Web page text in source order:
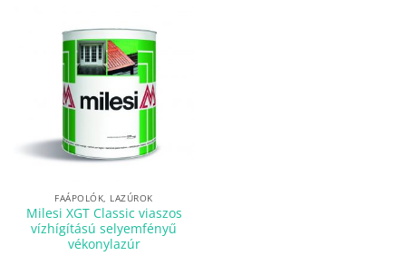
FAÁPOLÓK, LAZÚROK
Milesi XGT Classic viaszos
vízhígítású selyemfényű
vékonylazúr